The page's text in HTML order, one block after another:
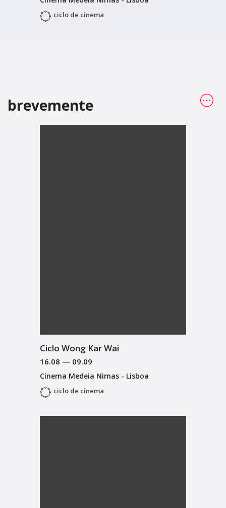
ciclo de cinema
brevemente
Ciclo Wong Kar Wai
16.08 — 09.09
Cinema Medeia Nimas - Lisboa
ciclo de cinema